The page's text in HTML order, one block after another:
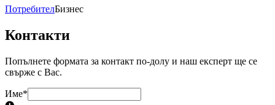
ПотребителБизнес
Контакти
Попълнете формата за контакт по-долу и наш експерт ще се
свърже с Вас.
Име*